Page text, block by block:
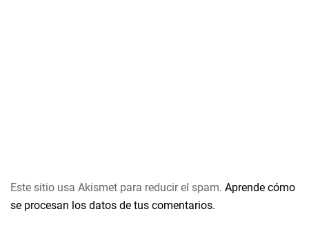
Este sitio usa Akismet para reducir el spam. Aprende cómo
se procesan los datos de tus comentarios.